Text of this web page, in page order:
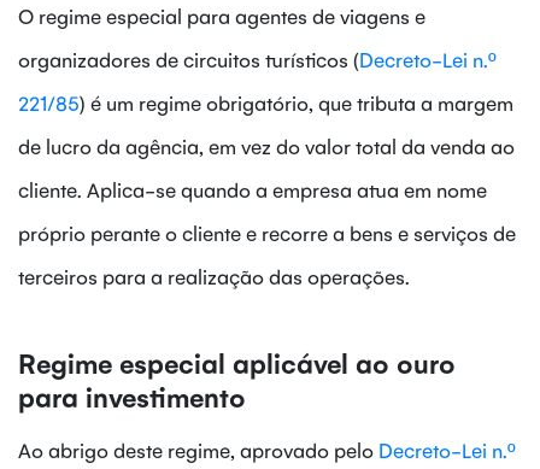
O regime especial para agentes de viagens e
organizadores de circuitos turísticos (Decreto-Lei n.º
221/85) é um regime obrigatório, que tributa a margem
de lucro da agência, em vez do valor total da venda ao
cliente. Aplica-se quando a empresa atua em nome
próprio perante o cliente e recorre a bens e serviços de
terceiros para a realização das operações.
Regime especial aplicável ao ouro
para investimento
Ao abrigo deste regime, aprovado pelo Decreto-Lei n.º